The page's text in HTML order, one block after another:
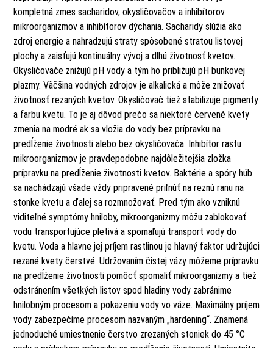
kompletná zmes sacharidov, okysličovačov a inhibítorov
mikroorganizmov a inhibítorov dýchania. Sacharidy slúžia ako
zdroj energie a nahradzujú straty spôsobené stratou listovej
plochy a zaisťujú kontinuálny vývoj a dlhú životnosť kvetov.
Okysličovače znižujú pH vody a tým ho približujú pH bunkovej
plazmy. Väčšina vodných zdrojov je alkalická a môže znižovať
životnosť rezaných kvetov. Okysličovač tiež stabilizuje pigmenty
a farbu kvetu. To je aj dôvod prečo sa niektoré červené kvety
zmenia na modré ak sa vložia do vody bez prípravku na
predĺženie životnosti alebo bez okysličovača. Inhibítor rastu
mikroorganizmov je pravdepodobne najdôležitejšia zložka
prípravku na predĺženie životnosti kvetov. Baktérie a spóry húb
sa nachádzajú všade vždy pripravené priľnúť na reznú ranu na
stonke kvetu a ďalej sa rozmnožovať. Pred tým ako vzniknú
viditeľné symptómy hniloby, mikroorganizmy môžu zablokovať
vodu transportujúce pletivá a spomaľujú transport vody do
kvetu. Voda a hlavne jej príjem rastlinou je hlavný faktor udržujúci
rezané kvety čerstvé. Udržovaním čistej vázy môžeme prípravku
na predĺženie životnosti pomôcť spomaliť mikroorganizmy a tiež
odstránením všetkých listov spod hladiny vody zabránime
hnilobným procesom a pokazeniu vody vo váze. Maximálny príjem
vody zabezpečíme procesom nazvaným „hardening“. Znamená
jednoduché umiestnenie čerstvo zrezaných stoniek do 45 °C